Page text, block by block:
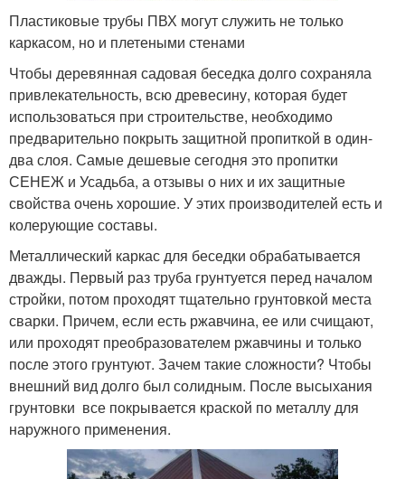
Пластиковые трубы ПВХ могут служить не только
каркасом, но и плетеными стенами
Чтобы деревянная садовая беседка долго сохраняла
привлекательность, всю древесину, которая будет
использоваться при строительстве, необходимо
предварительно покрыть защитной пропиткой в один-
два слоя. Самые дешевые сегодня это пропитки
СЕНЕЖ и Усадьба, а отзывы о них и их защитные
свойства очень хорошие. У этих производителей есть и
колерующие составы.
Металлический каркас для беседки обрабатывается
дважды. Первый раз труба грунтуется перед началом
стройки, потом проходят тщательно грунтовкой места
сварки. Причем, если есть ржавчина, ее или счищают,
или проходят преобразователем ржавчины и только
после этого грунтуют. Зачем такие сложности? Чтобы
внешний вид долго был солидным. После высыхания
грунтовки все покрывается краской по металлу для
наружного применения.